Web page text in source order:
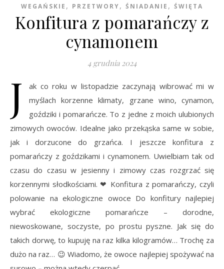
WEGAŃSKIE , PRZETWORY, ŚNIADANIE , ŚWIĘTA
Konfitura z pomarańczy z
cynamonem
4 grudnia 2024
J
ak co roku w listopadzie zaczynają wibrować mi w
myślach korzenne klimaty, grzane wino, cynamon,
goździki i pomarańcze. To z jedne z moich ulubionych
zimowych owoców. Idealne jako przekąska same w sobie,
jak i dorzucone do grzańca. I jeszcze konfitura z
pomarańczy z goździkami i cynamonem. Uwielbiam tak od
czasu do czasu w jesienny i zimowy czas rozgrzać się
korzennymi słodkościami. ❤ Konfitura z pomarańczy, czyli
polowanie na ekologiczne owoce Do konfitury najlepiej
wybrać ekologiczne pomarańcze – dorodne,
niewoskowane, soczyste, po prostu pyszne. Jak się do
takich dorwę, to kupuję na raz kilka kilogramów… Trochę za
dużo na raz… 😉 Wiadomo, że owoce najlepiej spożywać na